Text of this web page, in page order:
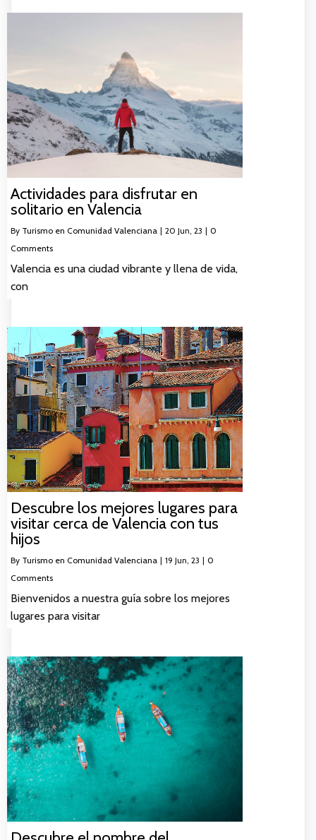
Actividades para disfrutar en
solitario en Valencia
By Turismo en Comunidad Valenciana | 20 Jun, 23 | 0
Comments
Valencia es una ciudad vibrante y llena de vida,
con
Descubre los mejores lugares para
visitar cerca de Valencia con tus
hijos
By Turismo en Comunidad Valenciana | 19 Jun, 23 | 0
Comments
Bienvenidos a nuestra guía sobre los mejores
lugares para visitar